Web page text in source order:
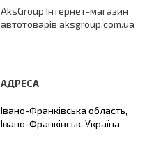
AksGroup Інтернет-магазин
автотоварів aksgroup.com.ua
Івано-Франківська область,
Івано-Франківськ, Україна